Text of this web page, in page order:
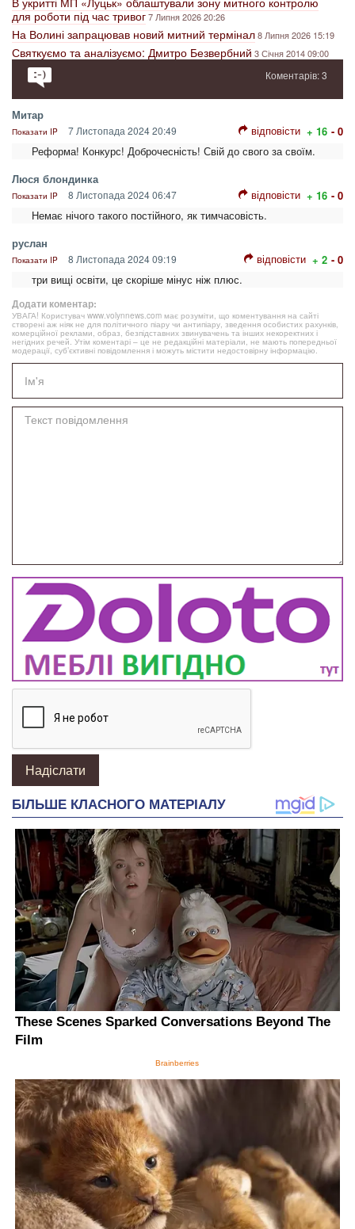
для роботи під час тривог7 Липня 2026 20:26
На Волині запрацював новий митний термінал8 Липня 2026 15:19
Святкуємо та аналізуємо: Дмитро Безвербний 3 Січня 2014 09:00
Коментарів: 3
Митар
Показати IP 7 Листопада 2024 20:49 відповісти + 16 - 0
Реформа! Конкурс! Доброчесність! Свій до свого за своїм.
Люся блондинка
Показати IP 8 Листопада 2024 06:47 відповісти + 16 - 0
Немає нічого такого постійного, як тимчасовість.
руслан
Показати IP 8 Листопада 2024 09:19 відповісти + 2 - 0
три вищі освіти, це скоріше мінус ніж плюс.
Додати коментар:
УВАГА! Користувач www.volynnews.com має розуміти, що коментування на сайті
створені аж ніяк не для політичного піару чи антипіару, зведення особистих рахунків,
комерційної реклами, образ, безпідставних звинувачень та інших некоректних і
негідних речей. Утім коментарі – це не редакційні матеріали, не мають попередньої
модерації, суб’єктивні повідомлення і можуть містити недостовірну інформацію.